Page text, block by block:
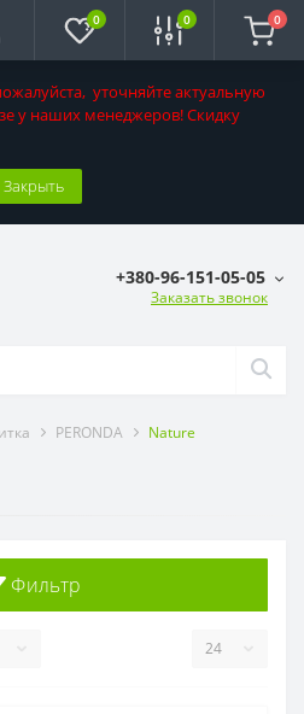
уточняйте актуальную
у наших менеджеров! Скидку
Закрыть
0 0 0
+380-96-151-05-05
Заказать звонок
PERONDA Nature
Фильтр